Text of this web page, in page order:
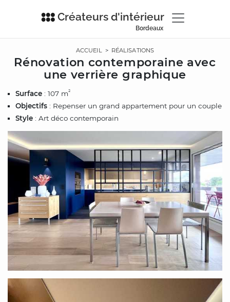
Créateurs d'intérieur
Bordeaux
ACCUEIL> RÉALISATIONS
Rénovation contemporaine avec
une verrière graphique
Surface : 107 m²
Objectifs : Repenser un grand appartement pour un couple
Style : Art déco contemporain